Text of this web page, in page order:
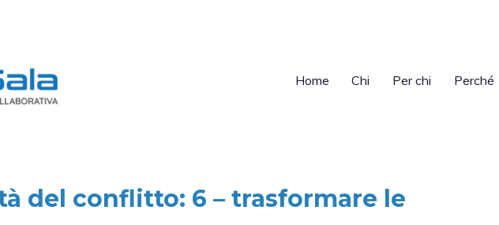
Home Chi Per chi Perché
del conflitto: 6 – trasformare le